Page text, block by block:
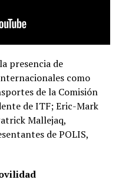
presencia de
como
de la Comisión
de ITF; Eric-Mark
Mallejaq,
de POLIS,